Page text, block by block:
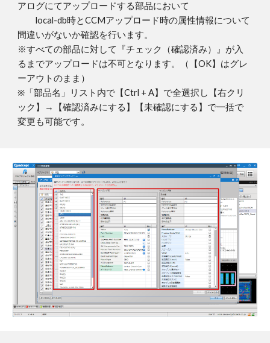
アログにてアップロードする部品において
local-db時とCCMアップロード時の属性情報について
間違いがないか確認を行います。
※すべての部品に対して『チェック（確認済み）』が入
るまでアップロードは不可となります。（【OK】はグレ
ーアウトのまま）
※「部品名」リスト内で【Ctrl + A】で全選択し【右クリ
ック】→【確認済みにする】【未確認にする】で一括で
変更も可能です。